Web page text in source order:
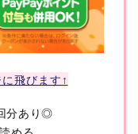
飛びます↑
分あり◎